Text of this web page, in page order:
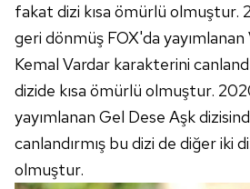
fakat dizi kısa ömürlü olmuştur.
geri dönmüş FOX'da
Kemal Vardar karakterini
dizide kısa ömürlü olmuştur.
yayımlanan Gel Dese Aşk
canlandırmış bu dizi de diğer iki
olmuştur.